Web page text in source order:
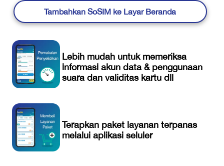
Tambahkan SoSIM ke Layar Beranda
Lebih mudah untuk memeriksa
informasi akun data & penggunaan
suara dan validitas kartu dll
Terapkan paket layanan terpanas
melalui aplikasi seluler